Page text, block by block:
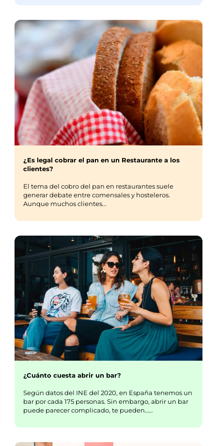
¿Es legal cobrar el pan en un Restaurante a los
clientes?
El tema del cobro del pan en restaurantes suele
generar debate entre comensales y hosteleros.
Aunque muchos clientes...
¿Cuánto cuesta abrir un bar?
Según datos del INE del 2020, en España tenemos un
bar por cada 175 personas. Sin embargo, abrir un bar
puede parecer complicado, te pueden……